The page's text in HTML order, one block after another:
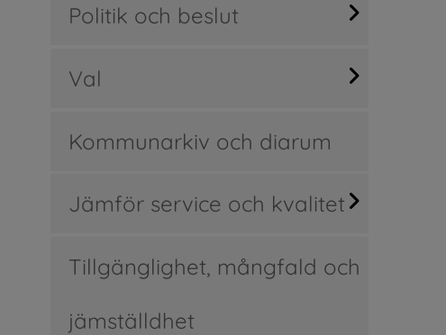
Politik och beslut
Val
Kommunarkiv och diarum
Jämför service och kvalitet
Tillgänglighet, mångfald och
jämställdhet